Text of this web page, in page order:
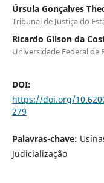
Úrsula Gonçalves
Tribunal de Justiça do
Ricardo Gilson da
Universidade Federal de
DOI:
https://doi.org/
279
Palavras-chave:
Judicialização